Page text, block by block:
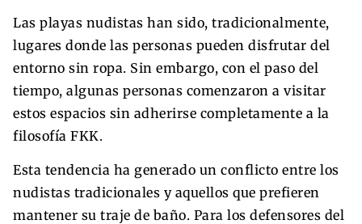
Las playas nudistas han sido, tradicionalmente,
lugares donde las personas pueden disfrutar del
entorno sin ropa. Sin embargo, con el paso del
tiempo, algunas personas comenzaron a visitar
estos espacios sin adherirse completamente a la
filosofía FKK.
Esta tendencia ha generado un conflicto entre los
nudistas tradicionales y aquellos que prefieren
mantener su traje de baño. Para los defensores del